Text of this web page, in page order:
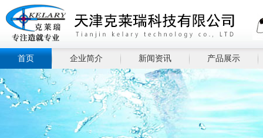
首页 企业简介 新闻资讯 产品展示